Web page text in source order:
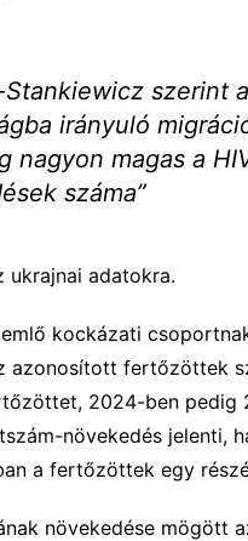
Stankiewicz szerint
irányuló
nagyon magas a
száma”
ukrajnai adatokra.
kockázati
azonosított fertőzöttek
2024-ben pedig
növekedés jelenti,
a fertőzöttek egy
növekedése mögött